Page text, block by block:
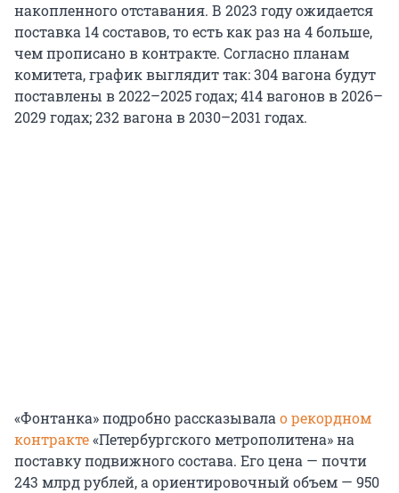
накопленного отставания. В 2023 году ожидается
поставка 14 составов, то есть как раз на 4 больше,
чем прописано в контракте. Согласно планам
комитета, график выглядит так: 304 вагона будут
поставлены в 2022–2025 годах; 414 вагонов в 2026–
2029 годах; 232 вагона в 2030–2031 годах.
«Фонтанка» подробно рассказывала о рекордном
контракте«Петербургского метрополитена» на
поставку подвижного состава. Его цена — почти
243 млрд рублей, а ориентировочный объем — 950